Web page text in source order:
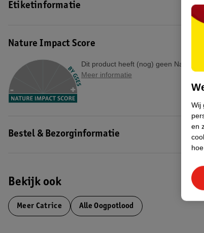
Etiketinformatie
Nature Impact Score
Dit product heeft (nog) geen Nature
Meer informatie
Bestel & Bezorginformatie
Bekijk ook
Meer Catrice Alle Oogpotlood
Wij
en